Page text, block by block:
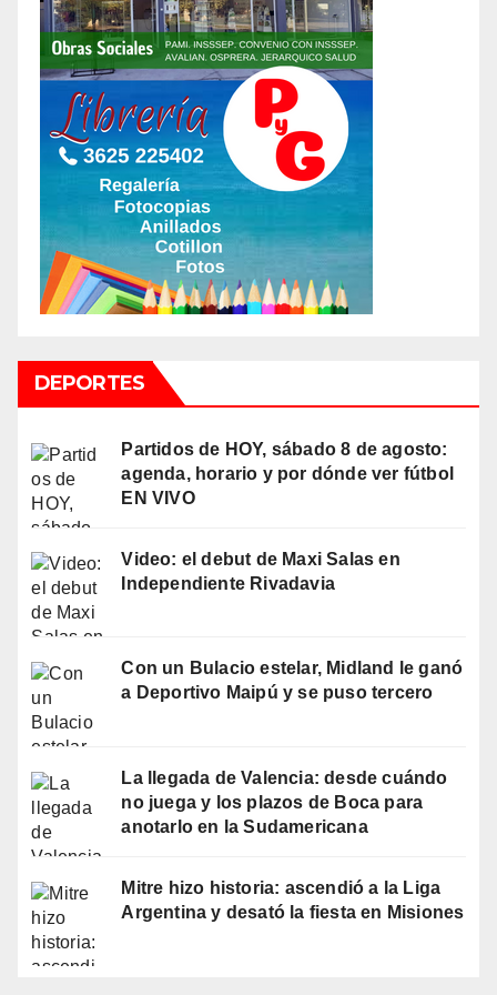
DEPORTES
Partidos de HOY, sábado 8 de agosto:
agenda, horario y por dónde ver fútbol
EN VIVO
Video: el debut de Maxi Salas en
Independiente Rivadavia
Con un Bulacio estelar, Midland le ganó
a Deportivo Maipú y se puso tercero
La llegada de Valencia: desde cuándo
no juega y los plazos de Boca para
anotarlo en la Sudamericana
Mitre hizo historia: ascendió a la Liga
Argentina y desató la fiesta en Misiones